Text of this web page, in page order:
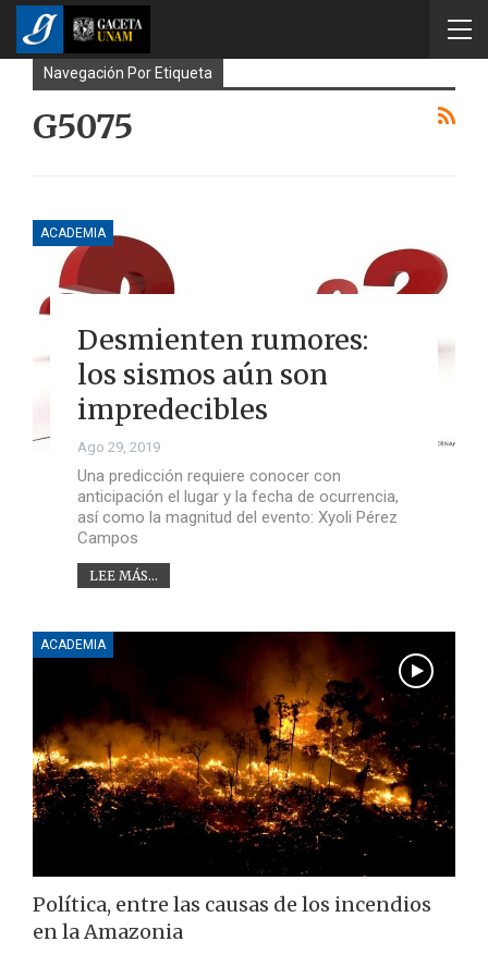
Navegación Por Etiqueta
G5075
ACADEMIA
Desmienten rumores:
los sismos aún son
impredecibles
Ago 29, 2019
Una predicción requiere conocer con
anticipación el lugar y la fecha de ocurrencia,
así como la magnitud del evento: Xyoli Pérez
Campos
LEE MÁS...
ACADEMIA
Política, entre las causas de los incendios
en la Amazonia